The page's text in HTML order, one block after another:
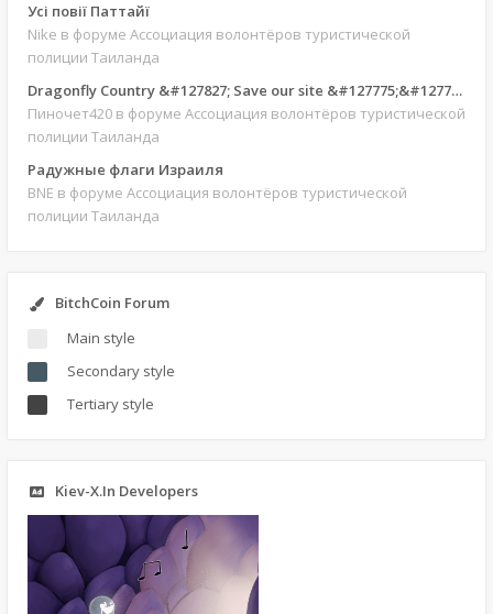
Усі повії Паттайї
Nike в форуме Ассоциация волонтёров туристической
полиции Таиланда
Dragonfly Country &#127827; Save our site &#127775;&#127769;
Пиночет420 в форуме Ассоциация волонтёров туристической
полиции Таиланда
Радужные флаги Израиля
BNE в форуме Ассоциация волонтёров туристической
полиции Таиланда
BitchCoin Forum
Main style
Secondary style
Tertiary style
Kiev-X.In Developers